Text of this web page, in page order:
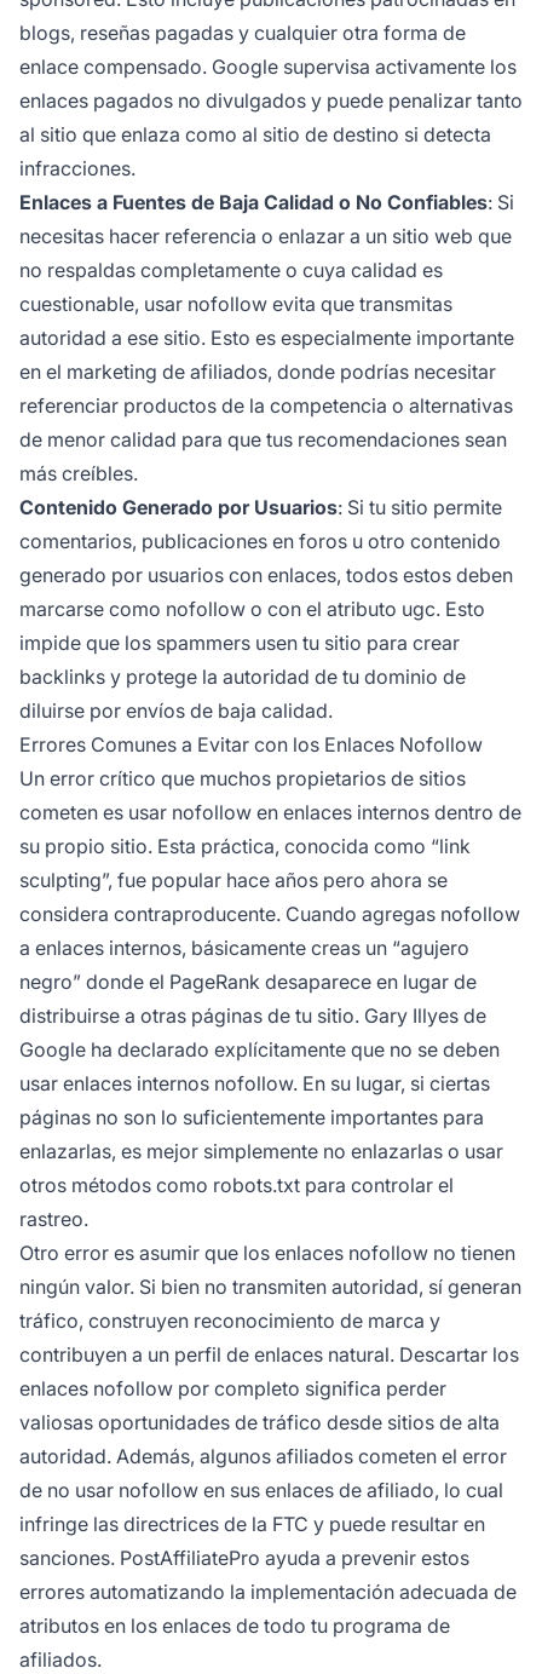
blogs, reseñas pagadas y cualquier otra forma de
enlace compensado. Google supervisa activamente los
enlaces pagados no divulgados y puede penalizar tanto
al sitio que enlaza como al sitio de destino si detecta
infracciones.
Enlaces a Fuentes de Baja Calidad o No Confiables: Si
necesitas hacer referencia o enlazar a un sitio web que
no respaldas completamente o cuya calidad es
cuestionable, usar nofollow evita que transmitas
autoridad a ese sitio. Esto es especialmente importante
en el marketing de afiliados, donde podrías necesitar
referenciar productos de la competencia o alternativas
de menor calidad para que tus recomendaciones sean
más creíbles.
Contenido Generado por Usuarios: Si tu sitio permite
comentarios, publicaciones en foros u otro contenido
generado por usuarios con enlaces, todos estos deben
marcarse como nofollow o con el atributo ugc. Esto
impide que los spammers usen tu sitio para crear
backlinks y protege la autoridad de tu dominio de
diluirse por envíos de baja calidad.
Errores Comunes a Evitar con los Enlaces Nofollow
Un error crítico que muchos propietarios de sitios
cometen es usar nofollow en enlaces internos dentro de
su propio sitio. Esta práctica, conocida como “link
sculpting”, fue popular hace años pero ahora se
considera contraproducente. Cuando agregas nofollow
a enlaces internos, básicamente creas un “agujero
negro” donde el PageRank desaparece en lugar de
distribuirse a otras páginas de tu sitio. Gary Illyes de
Google ha declarado explícitamente que no se deben
usar enlaces internos nofollow. En su lugar, si ciertas
páginas no son lo suficientemente importantes para
enlazarlas, es mejor simplemente no enlazarlas o usar
otros métodos como robots.txt para controlar el
rastreo.
Otro error es asumir que los enlaces nofollow no tienen
ningún valor. Si bien no transmiten autoridad, sí generan
tráfico, construyen reconocimiento de marca y
contribuyen a un perfil de enlaces natural. Descartar los
enlaces nofollow por completo significa perder
valiosas oportunidades de tráfico desde sitios de alta
autoridad. Además, algunos afiliados cometen el error
de no usar nofollow en sus enlaces de afiliado, lo cual
infringe las directrices de la FTC y puede resultar en
sanciones. PostAffiliatePro ayuda a prevenir estos
errores automatizando la implementación adecuada de
atributos en los enlaces de todo tu programa de
afiliados.